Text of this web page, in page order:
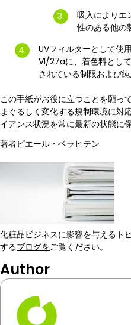
吸入によりエ
性のある他の
UVフィルターとして使
VI/27aに、着色料とし
されている制限および
この手紙がお役に立つことを願っ
まぐるしく変化する規制環境に対
イアンス状況を常に最新の状態に
著者ピエール・ベラヒテン
化粧品ビジネスに影響を与えるト
するブログをご覧ください。
Author